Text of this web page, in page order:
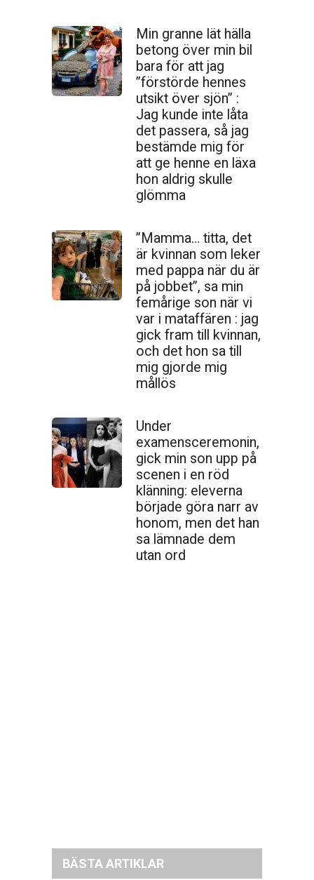
Min granne lät hälla
betong över min bil
bara för att jag
”förstörde hennes
utsikt över sjön” :
Jag kunde inte låta
det passera, så jag
bestämde mig för
att ge henne en läxa
hon aldrig skulle
glömma
”Mamma… titta, det
är kvinnan som leker
med pappa när du är
på jobbet”, sa min
femårige son när vi
var i mataffären : jag
gick fram till kvinnan,
och det hon sa till
mig gjorde mig
mållös
Under
examensceremonin,
gick min son upp på
scenen i en röd
klänning: eleverna
började göra narr av
honom, men det han
sa lämnade dem
utan ord
BÄSTA ARTIKLAR